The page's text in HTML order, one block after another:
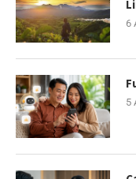
6
5